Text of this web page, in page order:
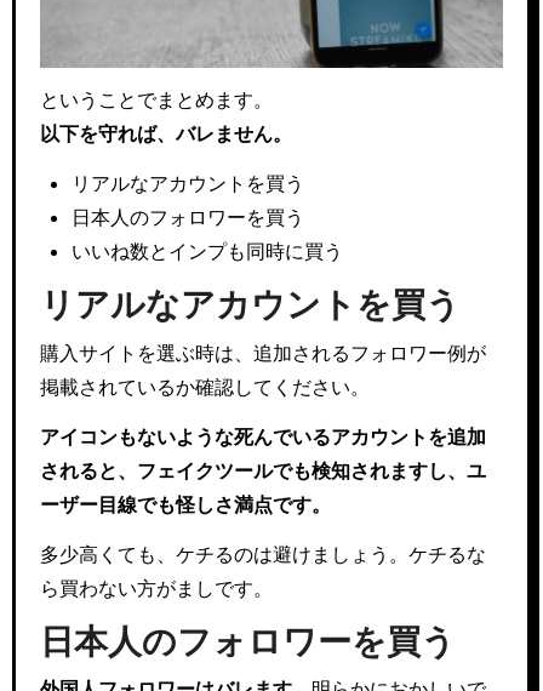
ということでまとめます。
以下を守れば、バレません。
リアルなアカウントを買う
日本人のフォロワーを買う
いいね数とインプも同時に買う
リアルなアカウントを買う
購入サイトを選ぶ時は、追加されるフォロワー例が
掲載されているか確認してください。
アイコンもないような死んでいるアカウントを追加
されると、フェイクツールでも検知されますし、ユ
ーザー目線でも怪しさ満点です。
多少高くても、ケチるのは避けましょう。ケチるな
ら買わない方がましです。
日本人のフォロワーを買う